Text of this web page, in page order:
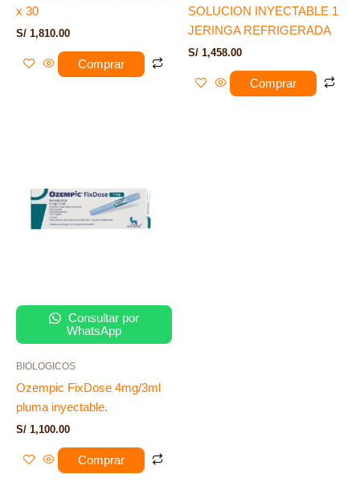
x 30
S/ 1,810.00
Comprar
SOLUCION INYECTABLE 1
JERINGA REFRIGERADA
S/ 1,458.00
Comprar
Consultar por
WhatsApp
BIOLOGICOS
Ozempic FixDose 4mg/3ml
pluma inyectable.
S/ 1,100.00
Comprar